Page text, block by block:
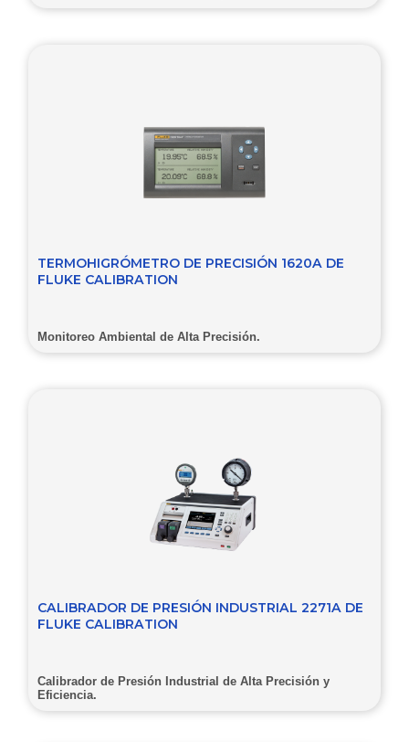
TERMOHIGRÓMETRO DE PRECISIÓN 1620A DE
FLUKE CALIBRATION
Monitoreo Ambiental de Alta Precisión.
CALIBRADOR DE PRESIÓN INDUSTRIAL 2271A DE
FLUKE CALIBRATION
Calibrador de Presión Industrial de Alta Precisión y
Eficiencia.